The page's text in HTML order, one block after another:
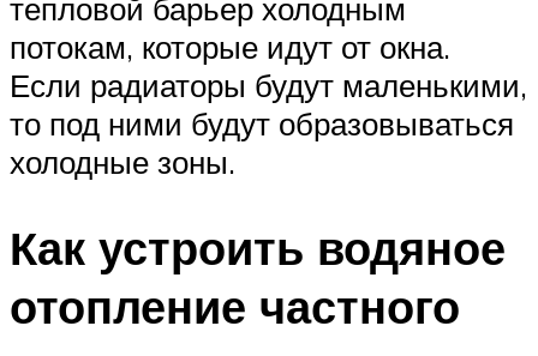
тепловой барьер холодным
потокам, которые идут от окна.
Если радиаторы будут маленькими,
то под ними будут образовываться
холодные зоны.
Как устроить водяное
отопление частного